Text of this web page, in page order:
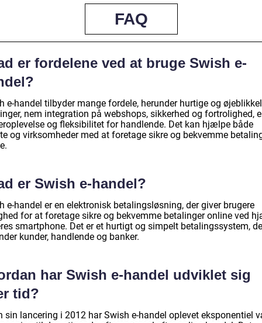
FAQ
er fordelene ved at bruge Swish e-
e-handel tilbyder mange fordele, herunder hurtige og
nem integration på webshops, sikkerhed og fortrolighed,
og fleksibilitet for handlende. Det kan hjælpe både
og virksomheder med at foretage sikre og bekvemme
er Swish e-handel?
e-handel er en elektronisk betalingsløsning, der giver brugere
for at foretage sikre og bekvemme betalinger online ved
smartphone. Det er et hurtigt og simpelt betalingssystem,
kunder, handlende og banker.
har Swish e-handel udviklet sig
tid?
sin lancering i 2012 har Swish e-handel oplevet eksponentiel